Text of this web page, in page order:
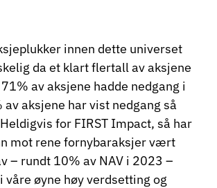
innen dette universet
da et klart flertall av aksjene
av aksjene hadde nedgang i
aksjene har vist nedgang så
for FIRST Impact, så har
mot rene fornybaraksjer vært
– rundt 10% av NAV i 2023 –
våre øyne høy verdsetting og